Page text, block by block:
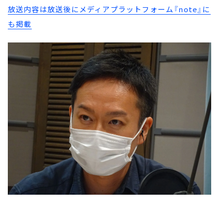
放送内容は放送後にメディアプラットフォーム『note』に
も掲載